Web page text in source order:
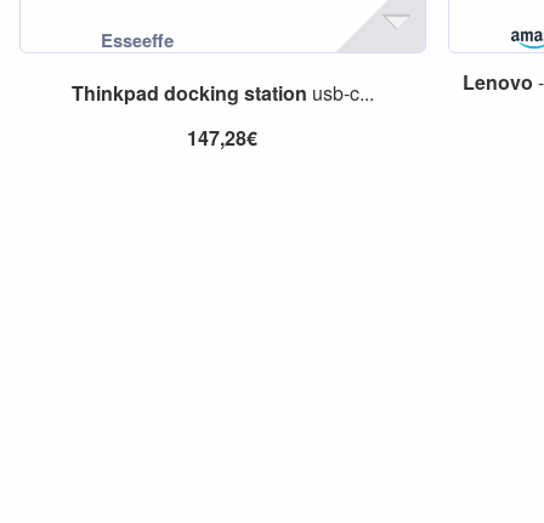
Thinkpad docking station usb-c...
147,28€
Lenovo